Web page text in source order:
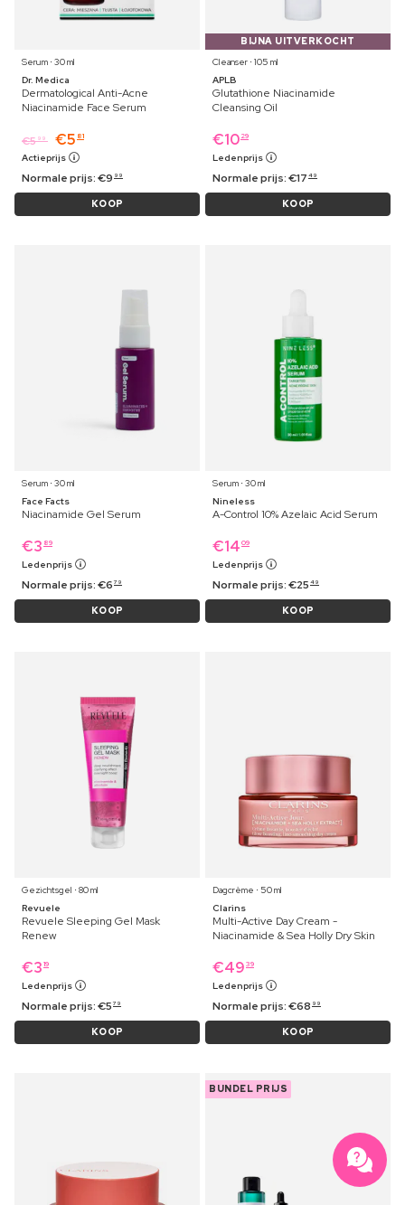
Serum ⋅ 30 ml
Dr. Medica
Dermatological Anti-Acne
Niacinamide Face Serum
€5 99 €5 81
Actieprijs
Normale prijs:€9 99
KOOP
BIJNA UITVERKOCHT
Cleanser ⋅ 105 ml
APLB
Glutathione Niacinamide
Cleansing Oil
€10 29
Ledenprijs
Normale prijs:€17 49
KOOP
Serum ⋅ 30 ml
Face Facts
Niacinamide Gel Serum
€3 89
Ledenprijs
Normale prijs:€6 79
KOOP
Serum ⋅ 30 ml
Nineless
A-Control 10% Azelaic Acid Serum
€14 09
Ledenprijs
Normale prijs:€25 49
KOOP
Gezichtsgel ⋅ 80 ml
Revuele
Revuele Sleeping Gel Mask
Renew
€3 19
Ledenprijs
Normale prijs:€5 79
KOOP
Dagcrème ⋅ 50 ml
Clarins
Multi-Active Day Cream -
Niacinamide & Sea Holly Dry Skin
€49 39
Ledenprijs
Normale prijs:€68 99
KOOP
BUNDEL PRIJS